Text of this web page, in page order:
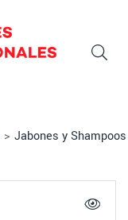
> Jabones y Shampoos